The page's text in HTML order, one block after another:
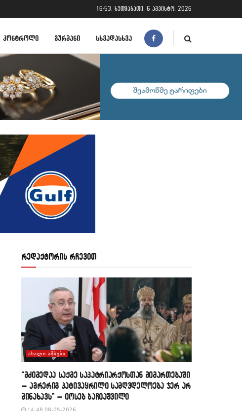
16:53, ხუთშაბათი, 6 აგვისტო, 2026
ᲙᲝᲜᲢᲠᲝᲚᲘ ᲒᲣᲠᲛᲐᲜᲘ ᲡᲮᲕᲐᲓᲐᲡᲮᲕᲐ
რედაქტორის რჩევით
ᲐᲮᲐᲚᲘ ᲐᲛᲑᲔᲑᲘ
“მძიმედაა საქმე საპატრიარქოსთან მიმართებაში
– აგრერიგ პატივაყრილი სამღვდელოება ჯერ არ
მინახავს” – იოსებ ბაჩიაშვილი